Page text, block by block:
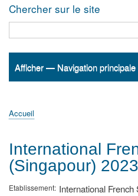
Chercher sur le site
Navigation
Afficher — Navigation principale
Accueil
ActualitésMATh.en.JEANS ?
Régions et Ateliers
Créer, gérer un atelier
Sujets/Publications
Congrès
d'Ariane
Accueil
International
(Singapour)
Etablissement International